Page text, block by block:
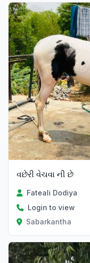
વછેરી વેચવા ની છે
Fateali Dodiya
Login to view
Sabarkantha